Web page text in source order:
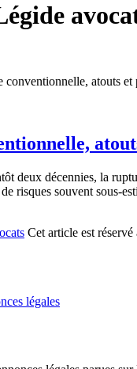
deux décennies, la
risques souvent sous-
Cet article est réservé
légales